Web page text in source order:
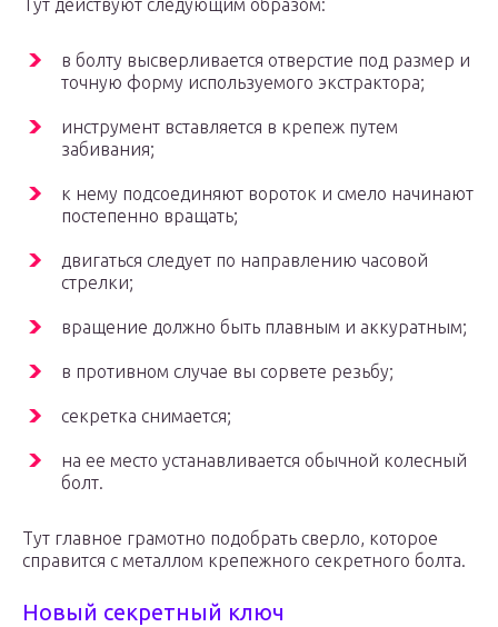
Тут действуют следующим образом:
в болту высверливается отверстие под размер и
точную форму используемого экстрактора;
инструмент вставляется в крепеж путем
забивания;
к нему подсоединяют вороток и смело начинают
постепенно вращать;
двигаться следует по направлению часовой
стрелки;
вращение должно быть плавным и аккуратным;
в противном случае вы сорвете резьбу;
секретка снимается;
на ее место устанавливается обычной колесный
болт.
Тут главное грамотно подобрать сверло, которое
справится с металлом крепежного секретного болта.
Новый секретный ключ